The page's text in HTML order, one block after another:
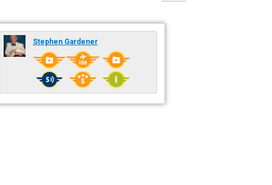
Stephen Gardener